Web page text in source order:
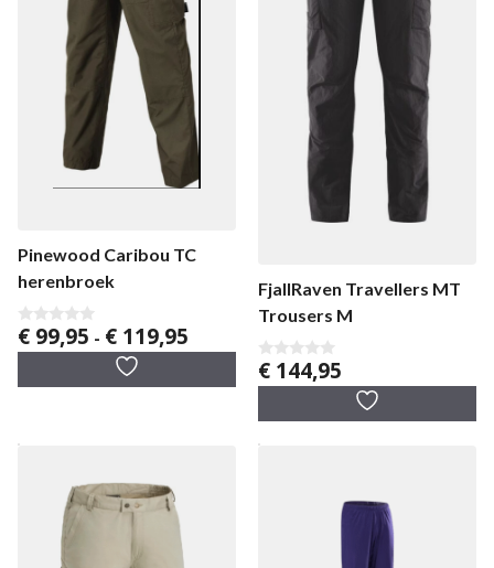
Pinewood Caribou TC
herenbroek
0
v
5
€ 99,95 - € 119,95
€ 99,95
FjallRaven Travellers MT
Trousers M
0
v
5
€ 144,95